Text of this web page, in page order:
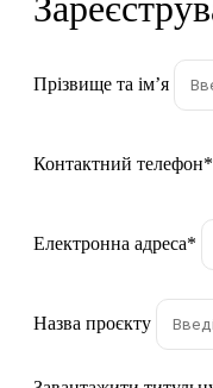
Прізвище та імʼя
Контактний телефон*
Електронна адреса*
Назва проєкту